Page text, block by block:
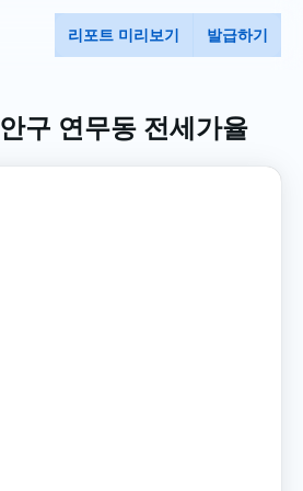
리포트 미리보기 발급하기
구 연무동 전세가율